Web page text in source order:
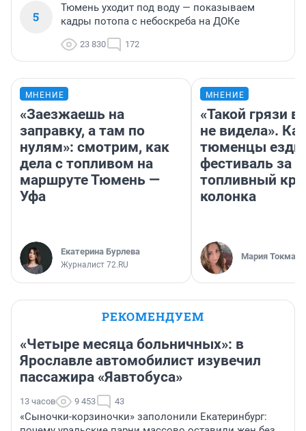
5
Тюмень уходит под воду — показываем
кадры потопа с небоскреба на ДОКе
23 830 172
МНЕНИЕ
«Заезжаешь на
заправку, а там по
нулям»: смотрим, как
дела с топливом на
маршруте Тюмень —
Уфа
Екатерина Бурлева
Журналист 72.RU
МНЕНИЕ
«Такой грязи
не видела».
тюменцы
фестиваль за
топливный
колонка
Мария
РЕКОМЕНДУЕМ
«Четыре месяца больничных»: в
Ярославле автомобилист изувечил
пассажира «Яавтобуса»
13 часов 9 453 43
«Сыночки-корзиночки» заполонили Екатеринбург: